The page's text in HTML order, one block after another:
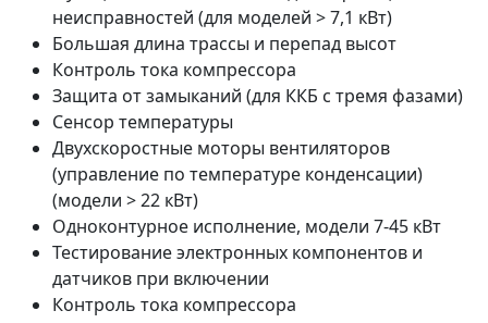
неисправностей (для моделей > 7,1 кВт)
Большая длина трассы и перепад высот
Контроль тока компрессора
Защита от замыканий (для ККБ с тремя фазами)
Сенсор температуры
Двухскоростные моторы вентиляторов
(управление по температуре конденсации)
(модели > 22 кВт)
Одноконтурное исполнение, модели 7-45 кВт
Тестирование электронных компонентов и
датчиков при включении
Контроль тока компрессора